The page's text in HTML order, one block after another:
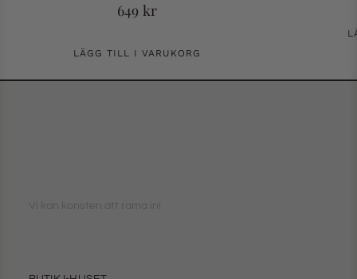
649 kr
LÄGG TILL I VARUKORG
Vi kan konsten att rama in!